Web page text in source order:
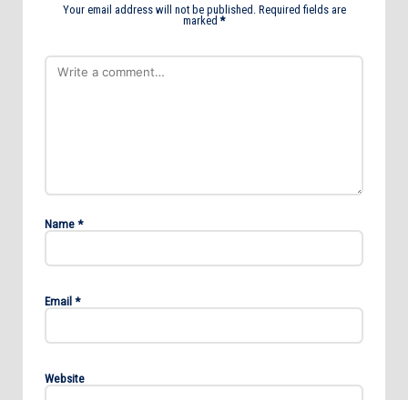
Your email address will not be published. Required fields are
marked*
Name *
Email *
Website